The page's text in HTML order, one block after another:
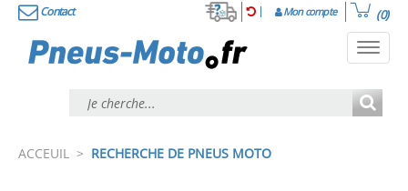
Contact Mon compte (0)
ACCEUIL > RECHERCHE DE PNEUS MOTO